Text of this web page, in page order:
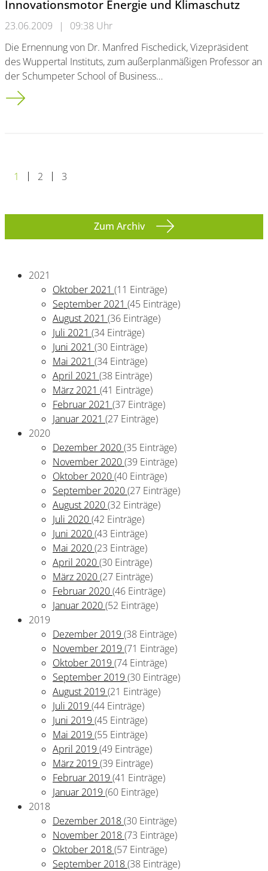
Innovationsmotor Energie und Klimaschutz
23.06.2009 |
09:38 Uhr
Die Ernennung von Dr. Manfred Fischedick, Vizepräsident
des Wuppertal Instituts, zum außerplanmäßigen Professor an
der Schumpeter School of Business…
Innovationsmotor Energie und Klimaschutz
1 2 3
Zum Archiv
2021
Oktober 2021 (11 Einträge)
September 2021 (45 Einträge)
August 2021 (36 Einträge)
Juli 2021 (34 Einträge)
Juni 2021 (30 Einträge)
Mai 2021 (34 Einträge)
April 2021 (38 Einträge)
März 2021 (41 Einträge)
Februar 2021 (37 Einträge)
Januar 2021 (27 Einträge)
2020
Dezember 2020(35 Einträge)
November 2020(39 Einträge)
Oktober 2020(40 Einträge)
September 2020(27 Einträge)
August 2020(32 Einträge)
Juli 2020(42 Einträge)
Juni 2020(43 Einträge)
Mai 2020(23 Einträge)
April 2020(30 Einträge)
März 2020(27 Einträge)
Februar 2020(46 Einträge)
Januar 2020(52 Einträge)
2019
Dezember 2019 (38 Einträge)
November 2019 (71 Einträge)
Oktober 2019 (74 Einträge)
September 2019 (30 Einträge)
August 2019 (21 Einträge)
Juli 2019 (44 Einträge)
Juni 2019 (45 Einträge)
Mai 2019 (55 Einträge)
April 2019 (49 Einträge)
März 2019 (39 Einträge)
Februar 2019 (41 Einträge)
Januar 2019 (60 Einträge)
2018
Dezember 2018(30 Einträge)
November 2018(73 Einträge)
Oktober 2018(57 Einträge)
September 2018(38 Einträge)